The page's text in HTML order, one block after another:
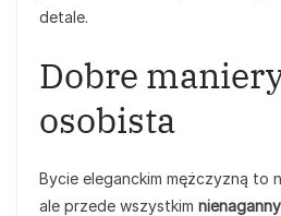
detale.
Dobre
osobista
Bycie eleganckim mężczyzną to
ale przede wszystkim